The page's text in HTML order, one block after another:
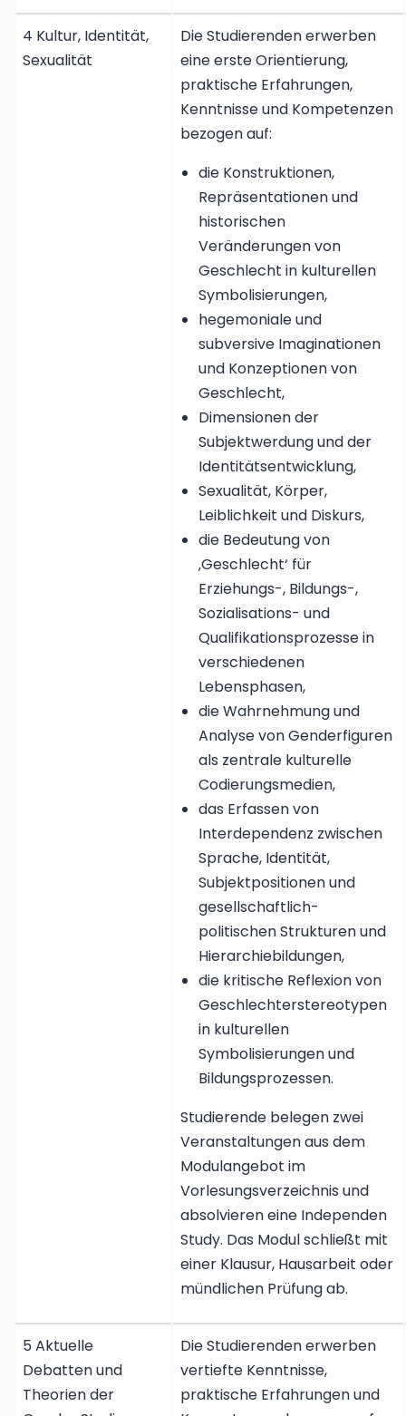
4 Kultur, Identität,
Sexualität
Die Studierenden erwerben
eine erste Orientierung,
praktische Erfahrungen,
Kenntnisse und Kompetenzen
bezogen auf:
die Konstruktionen,
Repräsentationen und
historischen
Veränderungen von
Geschlecht in kulturellen
Symbolisierungen,
hegemoniale und
subversive Imaginationen
und Konzeptionen von
Geschlecht,
Dimensionen der
Subjektwerdung und der
Identitätsentwicklung,
Sexualität, Körper,
Leiblichkeit und Diskurs,
die Bedeutung von
‚Geschlecht‘ für
Erziehungs-, Bildungs-,
Sozialisations- und
Qualifikationsprozesse in
verschiedenen
Lebensphasen,
die Wahrnehmung und
Analyse von Genderfiguren
als zentrale kulturelle
Codierungsmedien,
das Erfassen von
Interdependenz zwischen
Sprache, Identität,
Subjektpositionen und
gesellschaftlich-
politischen Strukturen und
Hierarchiebildungen,
die kritische Reflexion von
Geschlechterstereotypen
in kulturellen
Symbolisierungen und
Bildungsprozessen.
Studierende belegen zwei
Veranstaltungen aus dem
Modulangebot im
Vorlesungsverzeichnis und
absolvieren eine Independen
Study. Das Modul schließt mit
einer Klausur, Hausarbeit oder
mündlichen Prüfung ab.
5 Aktuelle
Debatten und
Theorien der
Die Studierenden erwerben
vertiefte Kenntnisse,
praktische Erfahrungen und